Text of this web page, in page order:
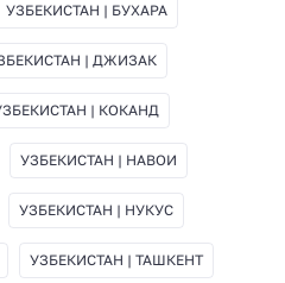
УЗБЕКИСТАН | БУХАРА
| ДЖИЗАК
| КОКАНД
УЗБЕКИСТАН | НАВОИ
УЗБЕКИСТАН | НУКУС
УЗБЕКИСТАН | ТАШКЕНТ